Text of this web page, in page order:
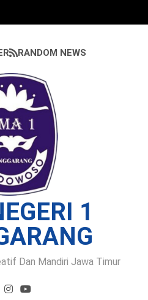
RANDOM NEWS
1
Dan Mandiri Jawa Timur